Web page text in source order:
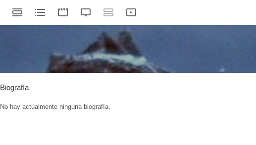
Biografía
No hay actualmente ninguna biografía.